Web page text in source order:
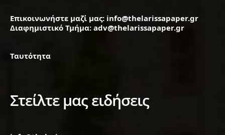
Επικοινωνήστε μαζί μας: info@thelarissapaper.gr
Διαφημιστικό Τμήμα: adv@thelarissapaper.gr
Ταυτότητα
Στείλτε μας ειδήσεις